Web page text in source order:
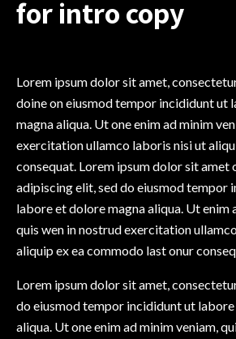
for intro copy
Lorem ipsum dolor sit amet,
doine on eiusmod tempor incididunt ut
magna aliqua. Ut one enim ad minim
exercitation ullamco laboris nisi ut
consequat. Lorem ipsum dolor sit amet
adipiscing elit, sed do eiusmod tempor
labore et dolore magna aliqua. Ut enim
quis wen in nostrud exercitation
aliquip ex ea commodo last onur
Lorem ipsum dolor sit amet,
do eiusmod tempor incididunt ut
aliqua. Ut one enim ad minim veniam,